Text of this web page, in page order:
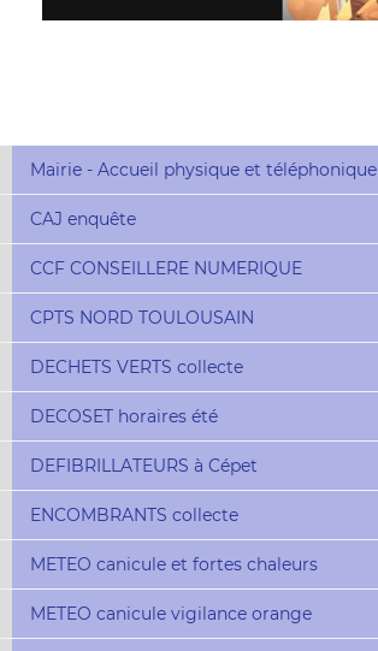
Mairie - Accueil physique et téléphonique
CAJ enquête
CCF CONSEILLERE NUMERIQUE
CPTS NORD TOULOUSAIN
DECHETS VERTS collecte
DECOSET horaires été
DEFIBRILLATEURS à Cépet
ENCOMBRANTS collecte
METEO canicule et fortes chaleurs
METEO canicule vigilance orange